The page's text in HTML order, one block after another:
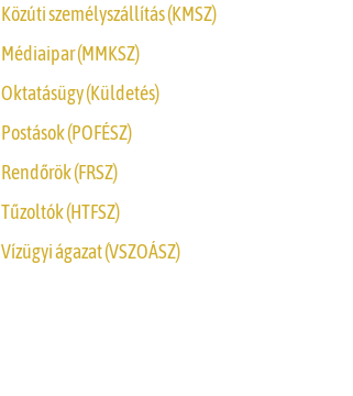
Közúti személyszállítás (KMSZ)
Médiaipar (MMKSZ)
Oktatásügy (Küldetés)
Postások (POFÉSZ)
Rendőrök (FRSZ)
Tűzoltók (HTFSZ)
Vízügyi ágazat (VSZOÁSZ)